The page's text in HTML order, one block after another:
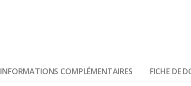
INFORMATIONS COMPLÉMENTAIRES FICHE DE